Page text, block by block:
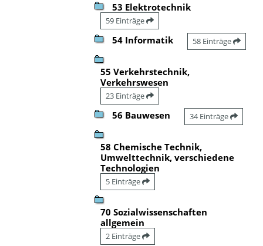
53 Elektrotechnik
59 Einträge
54 Informatik 58 Einträge
55 Verkehrstechnik,
Verkehrswesen
23 Einträge
56 Bauwesen 34 Einträge
58 Chemische Technik,
Umwelttechnik, verschiedene
Technologien
5 Einträge
70 Sozialwissenschaften
allgemein
2 Einträge